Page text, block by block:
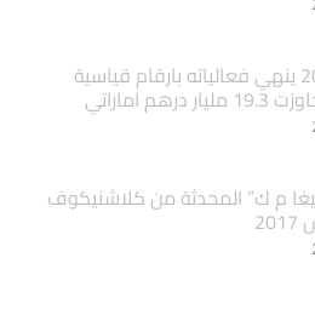
ايدكس 2017 ينهي فعالياته بارقام قياسية
اماراتي
م ك” المحدثة من كلاشنيكوف